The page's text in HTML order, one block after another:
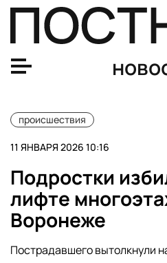
происшествия
11 ЯНВАРЯ 2026 10:16
Подростки
лифте
Воронеже
Пострадавшего вытолкнули
Лодка с русскоговорящими